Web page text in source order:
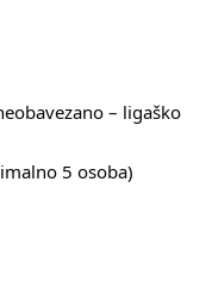
– ligaško
5 osoba)